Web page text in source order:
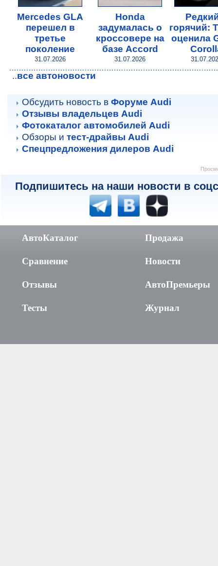
Mercedes GLA
перешел в
третье
поколение
31.07.2026
Honda
задумалась о
кроссовере на
базе Accord
31.07.2026
горячий:
оценила
..все автоновости
Обсудить новость в Форуме Audi
Отзывы владельцев Audi
Фотокаталог автомобилей Audi
Обзоры и тест-драйвы Audi
Спецпредложения дилеров Audi
Подпишитесь на наши новости в
АвтоКаталог
Сравнение
Отзывы
Тесты
Продажа
Новости
АвтоПремьеры
Журнал